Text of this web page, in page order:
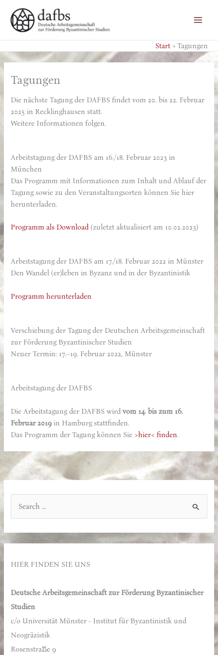
Inhalt
springen
Start
Tagungen
Tagungen
Die nächste Tagung der DAFBS findet vom 20. bis 22. Februar
2025 in Recklinghausen statt.
Weitere Informationen folgen.
Arbeitstagung der DAFBS am 16./18. Februar 2023 in
München
Das Programm mit Informationen zum Inhalt und Ablauf der
Tagung sowie zu den Veranstaltungsorten können Sie hier
herunterladen.
Programm als Download (zuletzt aktualisiert am 10.02.2023)
Arbeitstagung der DAFBS am 17./18. Februar 2022 in Münster
Den Wandel (er)leben in Byzanz und in der Byzantinistik
Programm herunterladen
Verschiebung der Tagung der Deutschen Arbeitsgemeinschaft
zur Förderung Byzantinischer Studien
Neuer Termin: 17.–19. Februar 2022, Münster
Arbeitstagung der DAFBS
Die Arbeitstagung der DAFBS wirdvom 14. bis zum 16.
Februar 2019 in Hamburg stattfinden.
Das Programm der Tagung können Sie >hier< finden.
h
HIER FINDEN SIE UNS
Deutsche Arbeitsgemeinschaft zur Förderung Byzantinischer
Studien
c/o Universität Münster - Institut für Byzantinistik und
Neogräzistik
Rosenstraße 9